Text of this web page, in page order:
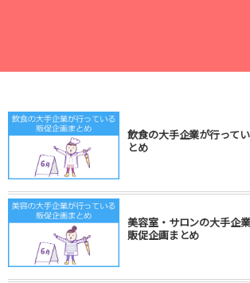
飲食の大手企業が行って
とめ
美容室・サロンの大手企
販促企画まとめ